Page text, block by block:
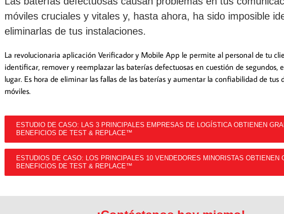
móviles cruciales y vitales y, hasta ahora, ha sido imposible
eliminarlas de tus instalaciones.
La revolucionaria aplicación Verificador y Mobile App le permite al personal de tu
identificar, remover y reemplazar las baterías defectuosas en cuestión de segundos,
lugar. Es hora de eliminar las fallas de las baterías y aumentar la confiabilidad de tus
móviles.
ESTUDIO DE CASO: LAS 3 PRINCIPALES EMPRESAS DE LOGÍSTICA OBTIENEN
BENEFICIOS DE TEST & REPLACE™
ESTUDIOS DE CASO: LOS PRINCIPALES 10 VENDEDORES MINORISTAS OBTIENEN
BENEFICIOS DE TEST & REPLACE™